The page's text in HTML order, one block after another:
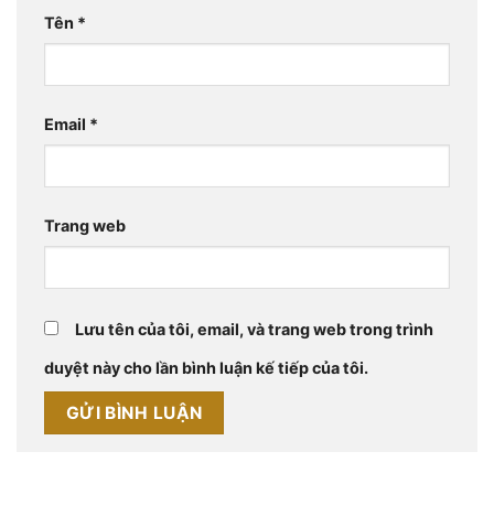
Tên *
Email *
Trang web
Lưu tên của tôi, email, và trang web trong trình
duyệt này cho lần bình luận kế tiếp của tôi.